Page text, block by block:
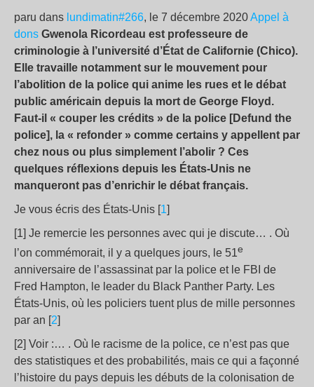
paru dans lundimatin#266, le 7 décembre 2020Appel à
dons Gwenola Ricordeau est professeure de
criminologie à l’université d’État de Californie (Chico).
Elle travaille notamment sur le mouvement pour
l’abolition de la police qui anime les rues et le débat
public américain depuis la mort de George Floyd.
Faut-il « couper les crédits » de la police [Defund the
police], la « refonder » comme certains y appellent par
chez nous ou plus simplement l’abolir ? Ces
quelques réflexions depuis les États-Unis ne
manqueront pas d’enrichir le débat français.
Je vous écris des États-Unis [1]
[1] Je remercie les personnes avec qui je discute… . Où
l’on commémorait, il y a quelques jours, le 51e
anniversaire de l’assassinat par la police et le FBI de
Fred Hampton, le leader du Black Panther Party. Les
États-Unis, où les policiers tuent plus de mille personnes
par an [2]
[2] Voir :… . Où le racisme de la police, ce n’est pas que
des statistiques et des probabilités, mais ce qui a façonné
l’histoire du pays depuis les débuts de la colonisation de